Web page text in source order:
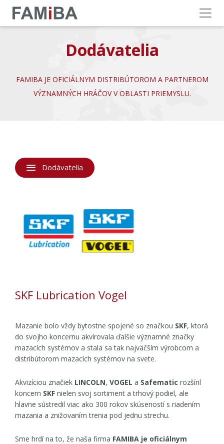
Menu
Dodávatelia
FAMIBA JE OFICIÁLNYM DISTRIBÚTOROM A PARTNEROM
VÝZNAMNÝCH HRÁČOV V OBLASTI PRIEMYSLU.
Dodávatelia
SKF Lubrication Vogel
Mazanie bolo vždy bytostne spojené so značkou SKF, ktorá
do svojho koncernu akvírovala ďalšie významné značky
mazacích systémov a stala sa tak najväčším výrobcom a
distribútorom mazacích systémov na svete.
Akvizíciou značiek LINCOLN, VOGEL a Safematic rozšíril
koncern SKF nielen svoj sortiment a trhový podiel, ale
hlavne sústredil viac ako 300 rokov skúseností s riadením
mazania a znižovaním trenia pod jednu strechu.
Sme hrdí na to, že naša firma FAMIBA je oficiálnym